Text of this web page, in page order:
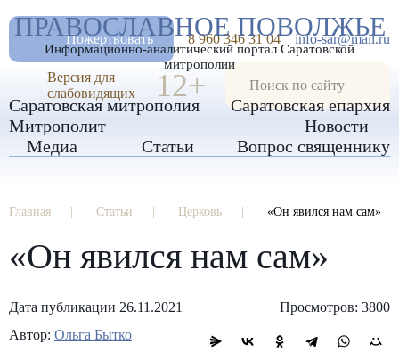
РАЗМЕР ШРИФТА А А А
ИЗОБРАЖЕНИЯ
ПРАВОСЛАВНОЕ ПОВОЛЖЬЕ
Информационно-аналитический портал Саратовской
митрополии
Пожертвовать 8 960 346 31 04 info-sar@mail.ru
Версия для
слабовидящих
12+
Саратовская митрополия
Саратовская епархия
Митрополит
Новости
Медиа
Статьи Вопрос священнику
Главная Статьи Церковь «Он явился нам сам»
«Он явился нам сам»
Дата публикации 26.11.2021
Просмотров: 3800
Автор: Ольга Бытко